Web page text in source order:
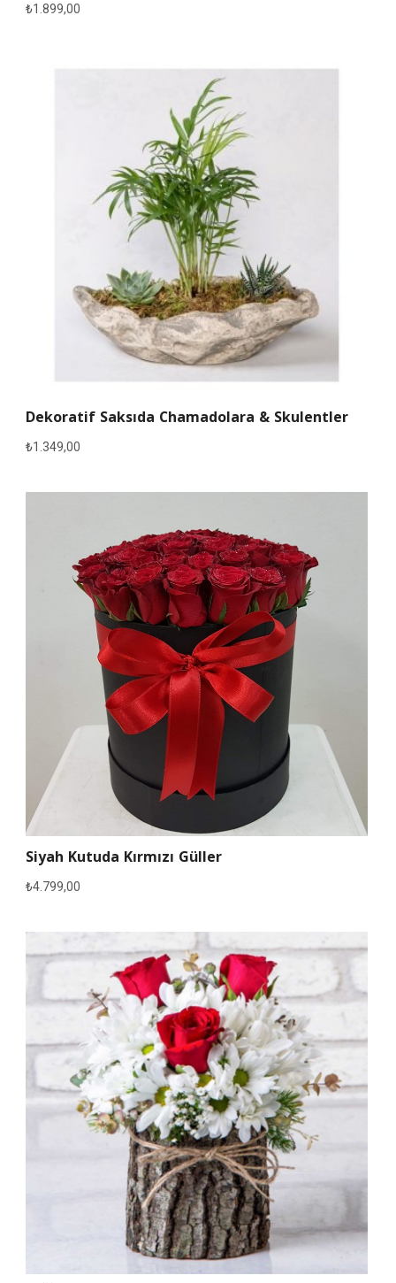
₺1.899,00
Dekoratif Saksıda Chamadolara & Skulentler
₺1.349,00
Siyah Kutuda Kırmızı Güller
₺4.799,00